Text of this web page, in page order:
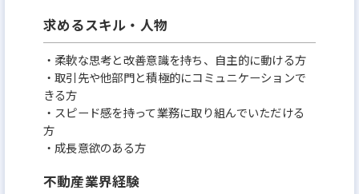
求めるスキル・人物
・柔軟な思考と改善意識を持ち、自主的に動ける方
・取引先や他部門と積極的にコミュニケーションで
きる方
・スピード感を持って業務に取り組んでいただける
方
・成長意欲のある方
不動産業界経験